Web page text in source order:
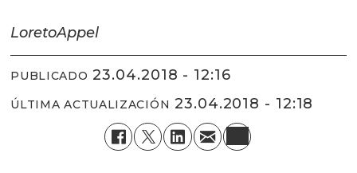
LoretoAppel
PUBLICADO 23.04.2018 - 12:16
ÚLTIMA ACTUALIZACIÓN 23.04.2018 - 12:18